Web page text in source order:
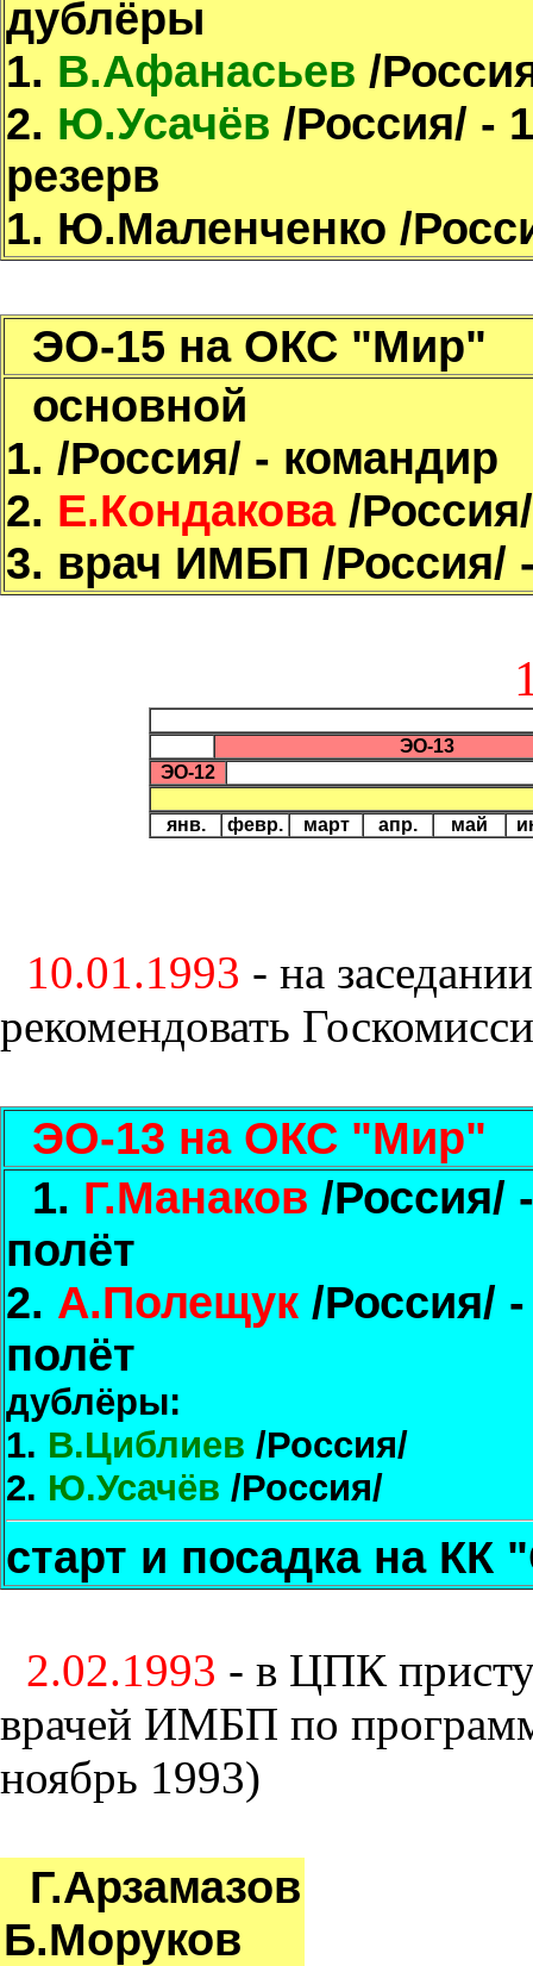
дублёры
1. В.Афанасьев /
2. Ю.Усачёв /Россия/ -
резерв
1. Ю.Маленченко /
ЭО-15 на ОКС "Мир"
основной
1. /Россия/ - командир
2. Е.Кондакова/
3. врач ИМБП /Россия/
ЭО-13
ЭО-12
янв. февр. март апр. май
10.01.1993 - на
рекомендовать
ЭО-13 на ОКС "Мир"
1. Г.Манаков /Россия/
полёт
2. А.Полещук /Россия/
полёт
дублёры:
1. В.Циблиев /Россия/
2. Ю.Усачёв /Россия/
старт и посадка на
2.02.1993 - в ЦПК
врачей ИМБП по
ноябрь 1993)
Г.Арзамазов
Б.Моруков